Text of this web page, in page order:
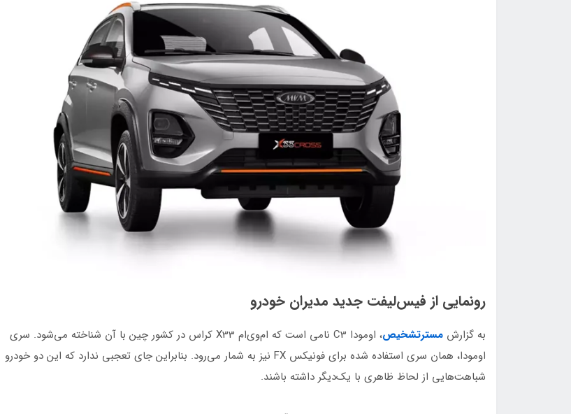
رونمایی از فیس‌لیفت جدید مدیران خودرو
به گزارش مسترتشخیص
، اومودا C3 نامی است که ام‌وی‌ام X33 کراس در کشور چین با آن شناخته می‌شود. سری
اومودا، همان سری استفاده شده برای فونیکس FX نیز به شمار می‌رود. بنابراین جای تعجبی ندارد که این دو خودرو
شباهت‌هایی از لحاظ ظاهری با یک‌دیگر داشته باشند.